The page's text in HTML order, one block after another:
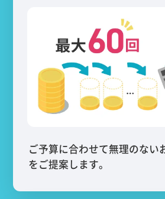
ご予算に合わせて無理のない
をご提案します。